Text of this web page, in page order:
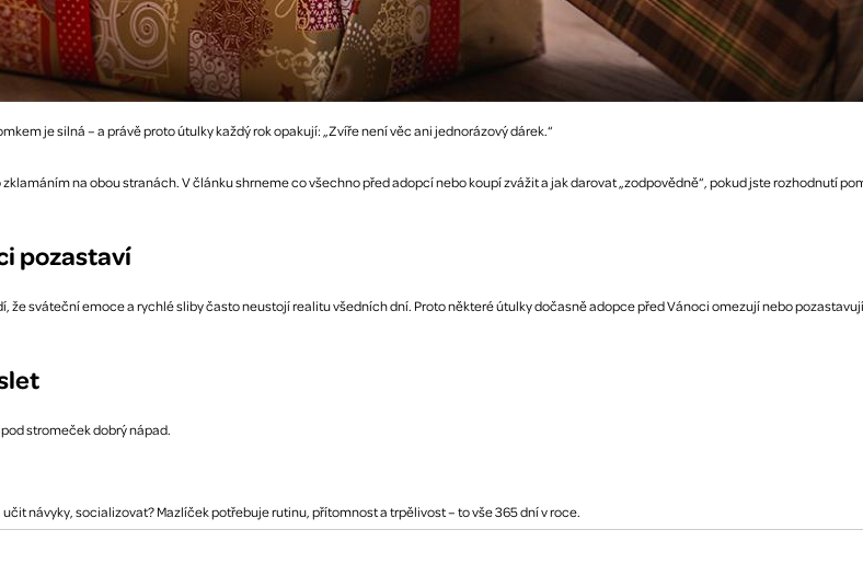
je silná – a právě proto útulky každý rok opakují: „Zvíře není věc ani jednorázový dárek.“
na obou stranách. V článku shrneme co všechno před adopcí nebo koupí zvážit a jak darovat „zodpovědně“, pokud jste rozhodnutí
pozastaví
sváteční emoce a rychlé sliby často neustojí realitu všedních dní. Proto některé útulky dočasně adopce před Vánoci omezují nebo
stromeček dobrý nápad.
návyky, socializovat? Mazlíček potřebuje rutinu, přítomnost a trpělivost – to vše 365 dní v roce.